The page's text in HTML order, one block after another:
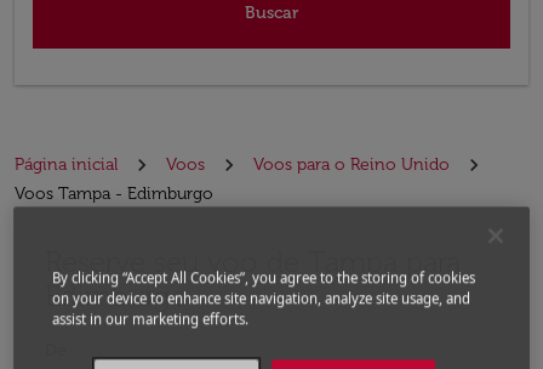
Buscar
Página inicial Voos
Voos para o Reino Unido
Voos Tampa - Edimburgo
Reserve seu voo de Tampa para
Edimburgo
By clicking “Accept All Cookies”, you agree to the storing of cookies
on your device to enhance site navigation, analyze site usage, and
assist in our marketing efforts.